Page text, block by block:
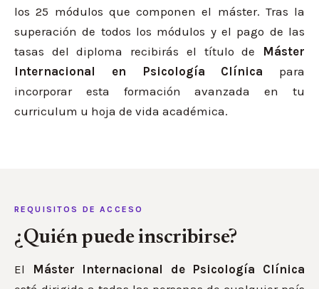
los 25 módulos que componen el máster. Tras la
superación de todos los módulos y el pago de las
tasas del diploma recibirás el título de Máster
Internacional en Psicología Clínica para
incorporar esta formación avanzada en tu
curriculum u hoja de vida académica.
REQUISITOS DE ACCESO
¿Quién puede inscribirse?
El
Máster Internacional de Psicología Clínica